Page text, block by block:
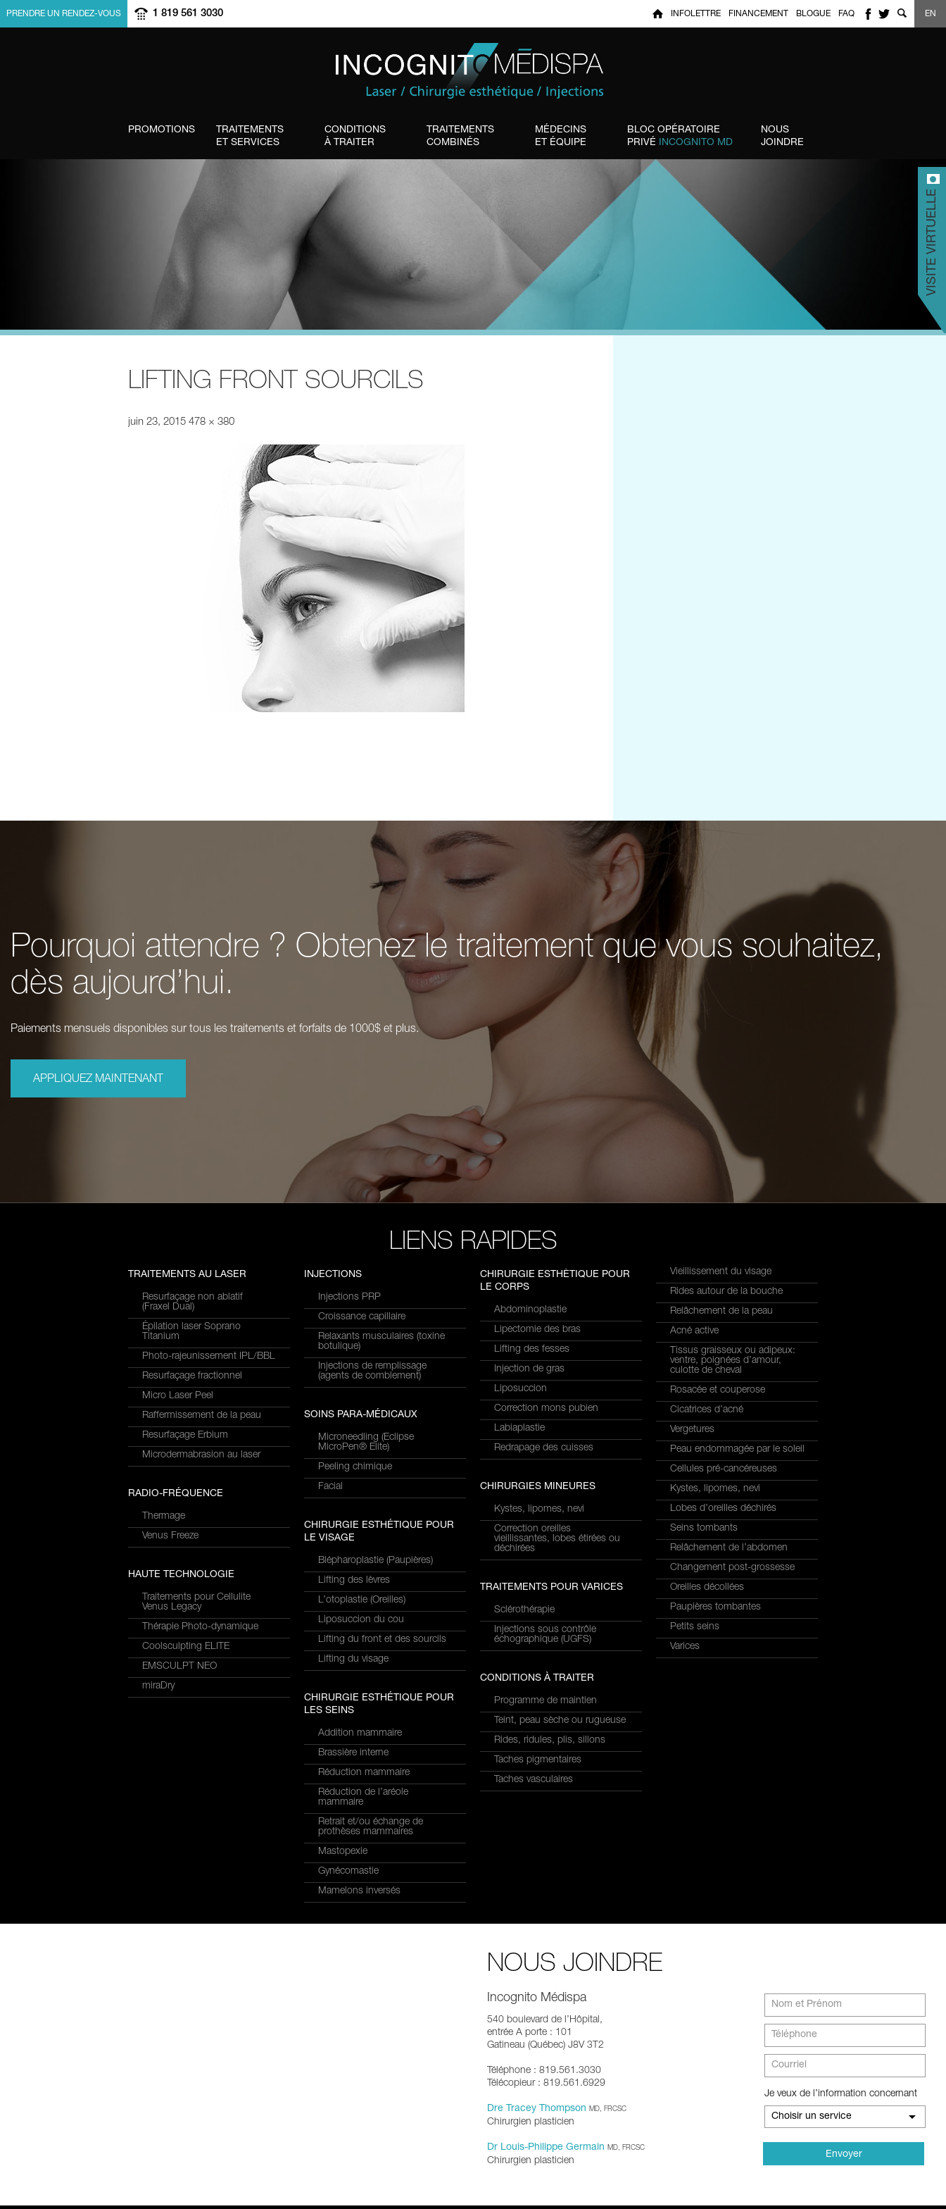
PROMOTIONS
TRAITEMENTS
ET SERVICES
CONDITIONS
À TRAITER
TRAITEMENTS
COMBINÉS
MÉDECINS
ET ÉQUIPE
BLOC OPÉRATOIRE
PRIVÉ INCOGNITO MD
NOUS
JOINDRE
INFOLETTRE FINANCEMENT BLOGUE FAQ
PRENDRE UN RENDEZ-VOUS 1 819 561 3030 EN
LIFTING FRONT SOURCILS
juin 23, 2015 478 × 380
Pourquoi attendre ? Obtenez le traitement que vous souhaitez,
dès aujourd’hui.
Paiements mensuels disponibles sur tous les traitements et forfaits de 1000$ et plus.
APPLIQUEZ MAINTENANT
LIENS RAPIDES
TRAITEMENTS AU LASER
Resurfaçage non ablatif
(Fraxel Dual)
Épilation laser Soprano
Titanium
Photo-rajeunissement IPL/BBL
Resurfaçage fractionnel
Micro Laser Peel
Raffermissement de la peau
Resurfaçage Erbium
Microdermabrasion au laser
RADIO-FRÉQUENCE
Thermage
Venus Freeze
HAUTE TECHNOLOGIE
Traitements pour Cellulite
Venus Legacy
Thérapie Photo-dynamique
Coolsculpting ELITE
EMSCULPT NEO
miraDry
INJECTIONS
Injections PRP
Croissance capillaire
Relaxants musculaires (toxine
botulique)
Injections de remplissage
(agents de comblement)
SOINS PARA-MÉDICAUX
Microneedling (Eclipse
MicroPen® Elite)
Peeling chimique
Facial
CHIRURGIE ESTHÉTIQUE POUR
LE VISAGE
Blépharoplastie (Paupières)
Lifting des lèvres
L’otoplastie (Oreilles)
Liposuccion du cou
Lifting du front et des sourcils
Lifting du visage
CHIRURGIE ESTHÉTIQUE POUR
LES SEINS
Addition mammaire
Brassière interne
Réduction mammaire
Réduction de l’aréole
mammaire
Retrait et/ou échange de
prothèses mammaires
Mastopexie
Gynécomastie
Mamelons inversés
CHIRURGIE ESTHÉTIQUE POUR
LE CORPS
Abdominoplastie
Lipectomie des bras
Lifting des fesses
Injection de gras
Liposuccion
Correction mons pubien
Labiaplastie
Redrapage des cuisses
CHIRURGIES MINEURES
Kystes, lipomes, nevi
Correction oreilles
vieillissantes, lobes étirées ou
déchirées
TRAITEMENTS POUR VARICES
Sclérothérapie
Injections sous contrôle
échographique (UGFS)
CONDITIONS À TRAITER
Programme de maintien
Teint, peau sèche ou rugueuse
Rides, ridules, plis, sillons
Taches pigmentaires
Taches vasculaires
Vieillissement du visage
Rides autour de la bouche
Relâchement de la peau
Acné active
Tissus graisseux ou adipeux:
ventre, poignées d’amour,
culotte de cheval
Rosacée et couperose
Cicatrices d’acné
Vergetures
Peau endommagée par le soleil
Cellules pré-cancéreuses
Kystes, lipomes, nevi
Lobes d’oreilles déchirés
Seins tombants
Relâchement de l’abdomen
Changement post-grossesse
Oreilles décollées
Paupières tombantes
Petits seins
Varices
VISITE VIRTUELLE
NOUS JOINDRE
Incognito Médispa
540 boulevard de l’Hôpital,
entrée A porte : 101
Gatineau (Québec) J8V 3T2
Téléphone : 819.561.3030
Télécopieur : 819.561.6929
Dre Tracey Thompson MD, FRCSC
Chirurgien plasticien
Dr Louis-Philippe Germain MD, FRCSC
Chirurgien plasticien
Je veux de l’information concernant
Choisir un service